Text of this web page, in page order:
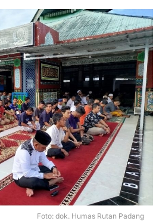
Foto: dok. Humas Rutan Padang